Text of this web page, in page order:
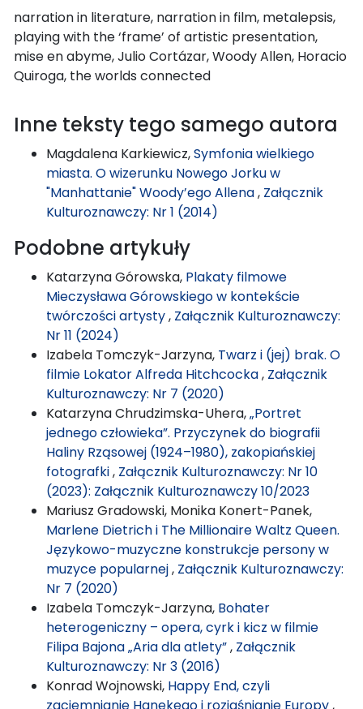
narration in literature, narration in film, metalepsis,
playing with the ‘frame’ of artistic presentation,
mise en abyme, Julio Cortázar, Woody Allen, Horacio
Quiroga, the worlds connected
Inne teksty tego samego autora
Magdalena Karkiewicz,Symfonia wielkiego
miasta. O wizerunku Nowego Jorku w
"Manhattanie" Woody’ego Allena, Załącznik
Kulturoznawczy: Nr 1 (2014)
Podobne artykuły
Katarzyna Górowska, Plakaty filmowe
Mieczysława Górowskiego w kontekście
twórczości artysty, Załącznik Kulturoznawczy:
Nr 11 (2024)
Izabela Tomczyk-Jarzyna, Twarz i (jej) brak. O
filmie Lokator Alfreda Hitchcocka, Załącznik
Kulturoznawczy: Nr 7 (2020)
Katarzyna Chrudzimska-Uhera,„Portret
jednego człowieka”. Przyczynek do biografii
Haliny Rząsowej (1924–1980), zakopiańskiej
fotografki, Załącznik Kulturoznawczy: Nr 10
(2023): Załącznik Kulturoznawczy 10/2023
Mariusz Gradowski, Monika Konert-Panek,
Marlene Dietrich i The Millionaire Waltz Queen.
Językowo-muzyczne konstrukcje persony w
muzyce popularnej, Załącznik Kulturoznawczy:
Nr 7 (2020)
Izabela Tomczyk-Jarzyna, Bohater
heterogeniczny – opera, cyrk i kicz w filmie
Filipa Bajona „Aria dla atlety”, Załącznik
Kulturoznawczy: Nr 3 (2016)
Konrad Wojnowski, Happy End, czyli